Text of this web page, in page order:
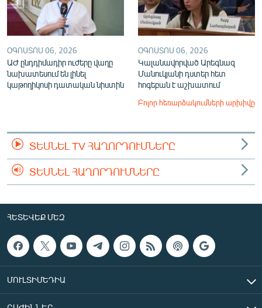
ՕԳՈՍՏՈՍ 06, 2026
ԱԺ ընդդիմադիր ուժերը վաղը
նախատեսում են լինել
կաթողիկոսի դատական նիստին
ՕԳՈՍՏՈՍ 06, 2026
Կալանավորված Արեգնազ
Մանուկյանի դստեր հետ
հոգեբան է աշխատում
Բոլոր հեռարձակումների արխիվը
ՏԵՍՆԵԼ TV ՀԱՂՈՐԴՈՒՄՆԵՐԸ
ՏԵՍՆԵԼ ՀԱՂՈՐԴՈՒՄՆԵՐԸ
ՀԵՏԵՎԵՔ ՄԵԶ
ՄՈՒԼՏԻՄԵԴԻԱ